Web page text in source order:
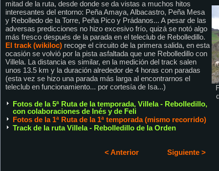
mitad de la ruta, desde donde se da vistas a muchos hitos
interesantes del entorno: Peña Amaya, Albacastro, Peña Mesa
y Rebolledo de la Torre, Peña Pico y Prádanos... A pesar de las
adversas predicciones no hizo excesivo frío, quizá se notó algo
más fresco después de la parada en el teleclub de Rebolledillo.
El track (wikiloc) recoge el circuito de la primera salida, en esta
ocasión se volvió por la pista asfaltada que une Rebolledillo con
Villela. La distancia es similar, en la medición del track salen
unos 13.5 km y la duración alrededor de 4 horas con paradas
(esta vez se hizo una parada más larga al encontrarnos el
teleclub en funcionamiento... por cortesía de Isa...)
Fotos de la 5ª Ruta de la temporada, Villela - Rebolledillo,
con colaboraciones de Inés y de Feli
Fotos de la 1ª Ruta de la 1ª temporada (mismo recorrido)
Track de la ruta Villela - Rebolledillo de la Orden
< Anterior Siguiente >